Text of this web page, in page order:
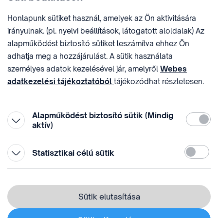
sztnh@hipo.gov.hu 15311746-2-42
CÍM
1081 Budapest II. János
Pál pápa tér 7.
HIVATAL RÖVID NEVE
SZTNHOPS, KRID:
174434905
KÖZÖSSÉGI MÉDIA
⁣ ⁣
Webes adatkezelési tájékoztató
Honlapunk sütiket használ, amelyek az Ön aktivitására
irányulnak. (pl. nyelvi beállítások, látogatott aloldalak) Az
alapműködést biztosító sütiket leszámítva ehhez Ön
adhatja meg a hozzájárulást. A sütik használata
személyes adatok kezelésével jár, amelyről Webes
adatkezelési tájékoztatóból tájékozódhat részletesen.
Alapműködést biztosító sütik (Mindig
aktív)
Statisztikai célú sütik
Sütik elutasítása